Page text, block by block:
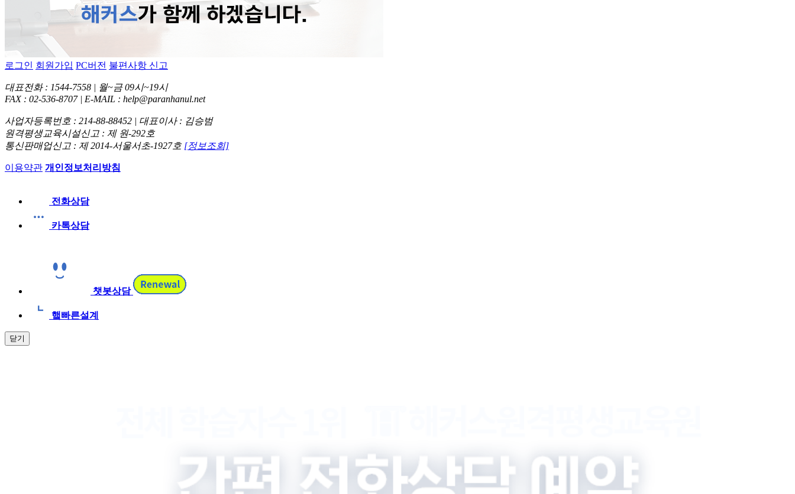
로그인 회원가입 PC버전 불편사항 신고
대표전화 : 1544-7558 | 월~금 09시~19시
FAX : 02-536-8707 | E-MAIL : help@paranhanul.net
사업자등록번호 : 214-88-88452 | 대표이사 : 김승범
원격평생교육시설신고 : 제 원-292호
통신판매업신고 : 제 2014-서울서초-1927호 [정보조회]
이용약관 개인정보처리방침
전화상담
카톡상담
챗봇상담
햌빠른설계
닫기